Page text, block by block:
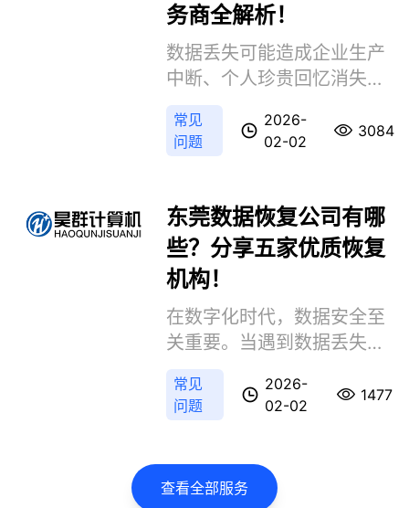
务商全解析！
数据丢失可能造成企业生产
中断、个人珍贵回忆消失或
重要文件损毁，选择一家技
术专业、服务透明的本地恢
复机构至关重要。那么东莞
文精选东莞五家技术实力
强、用户评价优的数据恢复
服务商，覆盖个人紧急救援
与企业级灾备需求，助您高
效找回重要数据。
常见
问题
2026-
02-02
3084
东莞数据恢复公司有哪
些？分享五家优质恢复
机构！
在数字化时代，数据安全至
关重要。当遇到数据丢失
时，选择一家专业可靠的数
据恢复机构尤为重要。那么
东莞数据恢复公司有哪些
广受好评的数据恢复机构，
助您高效找回重要数据。
常见
问题
2026-
02-02
1477
查看全部服务